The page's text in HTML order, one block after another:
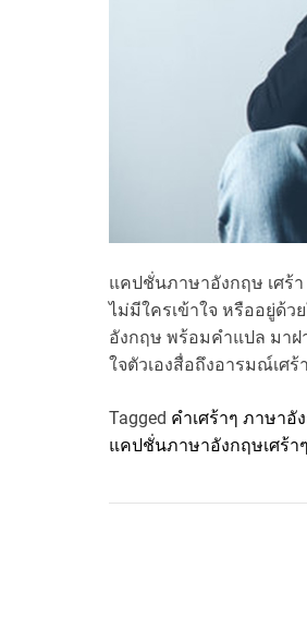
แคปชั่นภาษาอังกฤษ เศร้
ไม่มีใครเข้าใจ หรืออยู่ด้ว
อังกฤษ พร้อมคําแปล มาฝ
ใจตัวเองสื่อถึงอารมณ์เศ
Tagged คําเศร้าๆ ภาษาอั
แคปชั่นภาษาอังกฤษเศร้า